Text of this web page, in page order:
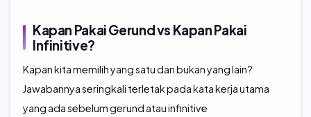
Kapan Pakai Gerund vs Kapan Pakai
Infinitive?
Kapan kita memilih yang satu dan bukan yang lain?
Jawabannya seringkali terletak pada kata kerja utama
yang ada sebelum gerund atau infinitive